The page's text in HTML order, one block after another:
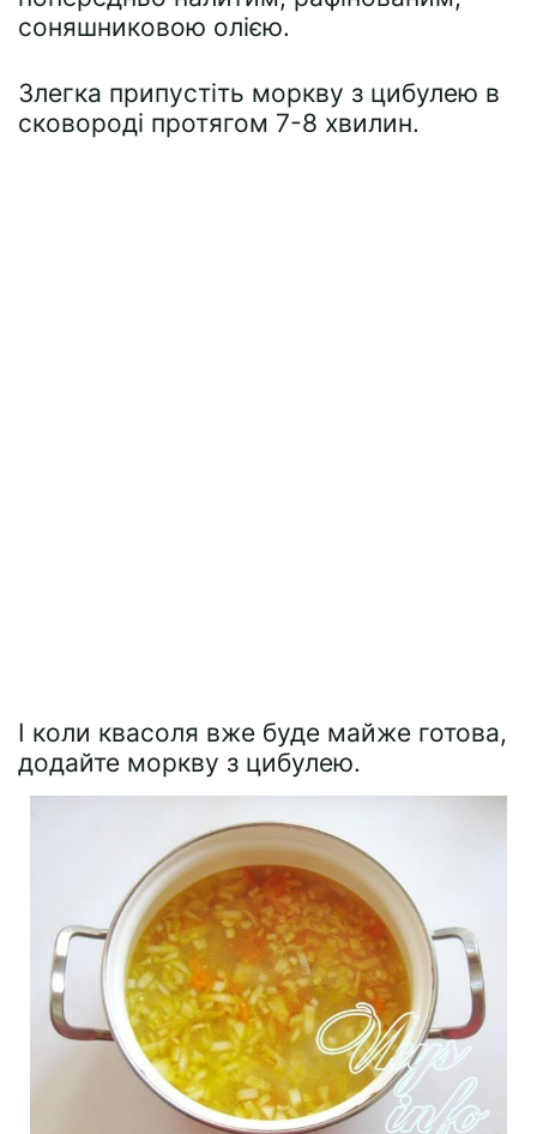
соняшниковою олією.
Злегка припустіть моркву з цибулею в
сковороді протягом 7-8 хвилин.
І коли квасоля вже буде майже готова,
додайте моркву з цибулею.